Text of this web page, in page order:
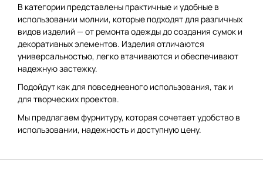
В категории представлены практичные и удобные в
использовании молнии, которые подходят для различных
видов изделий — от ремонта одежды до создания сумок и
декоративных элементов. Изделия отличаются
универсальностью, легко втачиваются и обеспечивают
надежную застежку.
Подойдут как для повседневного использования, так и
для творческих проектов.
Мы предлагаем фурнитуру, которая сочетает удобство в
использовании, надежность и доступную цену.